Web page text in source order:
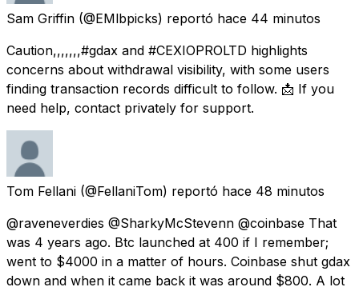
Sam Griffin (@EMlbpicks) reportó hace 44 minutos
Caution,,,,,,,#gdax and #CEXIOPROLTD highlights
concerns about withdrawal visibility, with some users
finding transaction records difficult to follow. 📩 If you
need help, contact privately for support.
Tom Fellani (@FellaniTom) reportó hace 48 minutos
@raveneverdies @SharkyMcStevenn @coinbase That
was 4 years ago. Btc launched at 400 if I remember;
went to $4000 in a matter of hours. Coinbase shut gdax
down and when it came back it was around $800. A lot